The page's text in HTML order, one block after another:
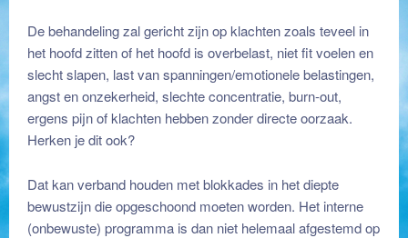
De behandeling zal gericht zijn op klachten zoals teveel in
het hoofd zitten of het hoofd is overbelast, niet fit voelen en
slecht slapen, last van spanningen/emotionele belastingen,
angst en onzekerheid, slechte concentratie, burn-out,
ergens pijn of klachten hebben zonder directe oorzaak.
Herken je dit ook?
Dat kan verband houden met blokkades in het diepte
bewustzijn die opgeschoond moeten worden. Het interne
(onbewuste) programma is dan niet helemaal afgestemd op